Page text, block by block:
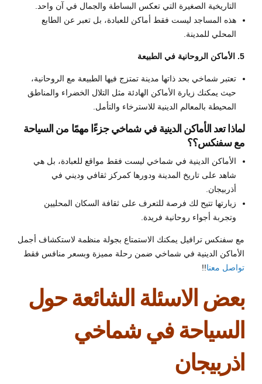
التاريخية الصغيرة التي تعكس البساطة والجمال في آن واحد.
هذه المساجد ليست فقط أماكن للعبادة، بل تعبر عن الطابع
المحلي للمدينة.
5. الأماكن الروحانية في الطبيعة
تعتبر شماخي بحد ذاتها مدينة تمتزج فيها الطبيعة مع الروحانية،
حيث يمكنك زيارة الأماكن الهادئة مثل التلال الخضراء والمناطق
المحيطة بالمعالم الدينية للاسترخاء والتأمل.
لماذا تعد الأماكن الدينية في شماخي جزءًا مهمًا من السياحة
مع سفنكس؟؟
الأماكن الدينية في شماخي ليست فقط مواقع للعبادة، بل هي
شاهد على تاريخ المدينة ودورها كمركز ثقافي وديني في
أذربيجان.
زيارتها تتيح لك فرصة للتعرف على ثقافة السكان المحليين
وتجربة أجواء روحانية فريدة.
مع سفنكس ترافيل يمكنك الاستمتاع بجولة منظمة لاستكشاف أجمل
الأماكن الدينية في شماخي ضمن رحلة مميزة وبسعر منافس فقط
تواصل معنا!!
بعض الاسئلة الشائعة حول
السياحة في شماخي
اذربيجان